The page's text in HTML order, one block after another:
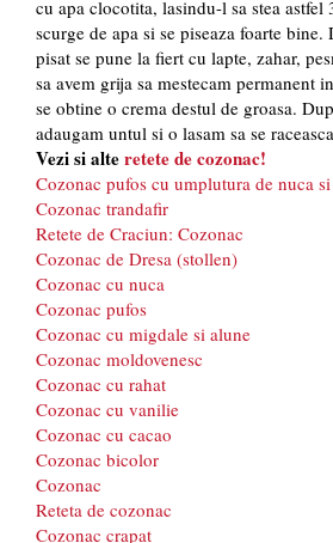
cu apa clocotita, lasindu-l sa stea astfel
scurge de apa si se piseaza foarte bine.
pisat se pune la fiert cu lapte, zahar,
sa avem grija sa mestecam permanent
se obtine o crema destul de groasa.
adaugam untul si o lasam sa se
Vezi si alteretete de cozonac!
Cozonac pufos cu umplutura de nuca
Cozonac trandafir
Retete de Craciun: Cozonac
Cozonac de Dresa (stollen)
Cozonac cu nuca
Cozonac pufos
Cozonac cu migdale si alune
Cozonac moldovenesc
Cozonac cu rahat
Cozonac cu vanilie
Cozonac cu cacao
Cozonac bicolor
Cozonac
Reteta de cozonac
Cozonac crapat